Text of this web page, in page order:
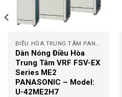
Dàn Nóng Điều Hòa
Trung Tâm VRF FSV-EX
Series ME2
PANASONIC – Model:
U-42ME2H7